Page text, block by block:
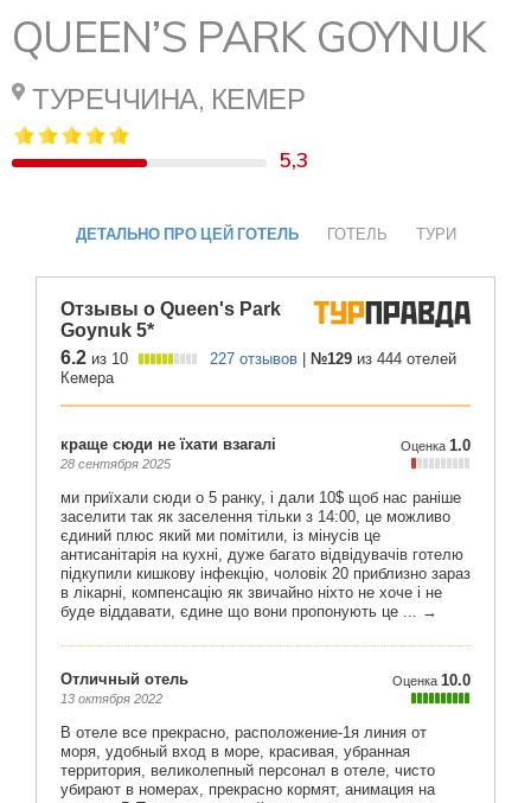
QUEEN’S PARK GOYNUK
ТУРЕЧЧИНА, КЕМЕР
5,3
ДЕТАЛЬНО ПРО ЦЕЙ ГОТЕЛЬ ГОТЕЛЬ ТУРИ